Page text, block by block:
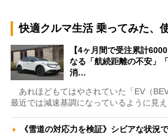
快適クルマ生活 乗ってみた、
【4ヶ月間で受注累計
なる「航続距離の不安」
消…
あれほどもてはやされていた「EV（
最近では減速基調になっているように見
《雪道の対応力を検証》シビアな状況